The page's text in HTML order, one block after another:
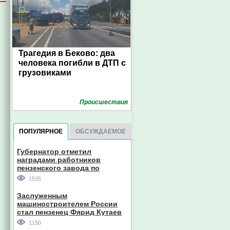
Трагедия в Беково: два
человека погибли в ДТП с
грузовиками
Проиcшествия
ПОПУЛЯРНОЕ ОБСУЖДАЕМОЕ
Губернатор отметил
наградами работников
пензенского завода по
производству станков
1535
Заслуженным
машиностроителем России
стал пензенец Фярид Кутаев
1150